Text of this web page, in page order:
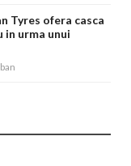
Tyres ofera casca
in urma unui